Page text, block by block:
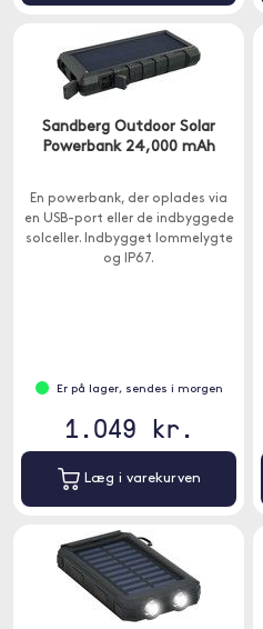
Sandberg Outdoor Solar
Powerbank 24,000 mAh
En powerbank, der oplades via
en USB-port eller de indbyggede
solceller. Indbygget lommelygte
og IP67.
Er på lager, sendes i morgen
1.049 kr.
Læg i varekurven